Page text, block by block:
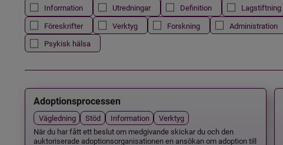
Information Utredningar Definition Lagstiftning
Föreskrifter
Verktyg Forskning Administration
Psykisk hälsa
Adoptionsprocessen
Vägledning Stöd Information
Verktyg
När du har fått ett beslut om medgivande skickar du och den
auktoriserade adoptionsorganisationen en ansökan om adoption till